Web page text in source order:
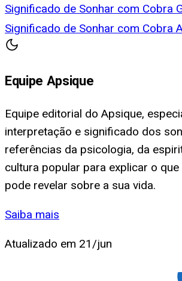
Significado de Sonhar com Cobra
Significado de Sonhar com Cobra
Equipe Apsique
Equipe editorial do Apsique,
interpretação e significado dos
referências da psicologia, da
cultura popular para explicar o
pode revelar sobre a sua vida.
Saiba mais
Atualizado em 21/jun